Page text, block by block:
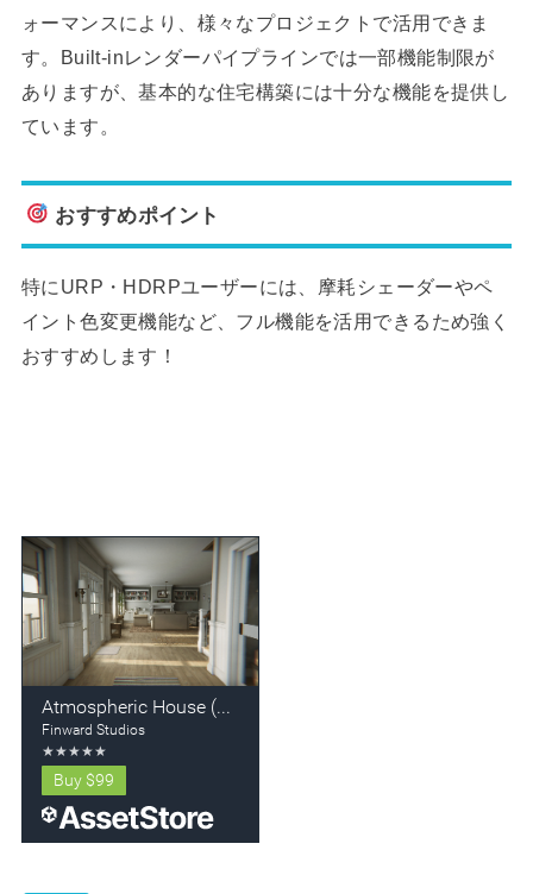
ォーマンスにより、様々なプロジェクトで活用できま
す。Built-inレンダーパイプラインでは一部機能制限が
ありますが、基本的な住宅構築には十分な機能を提供し
ています。
おすすめポイント
特にURP・HDRPユーザーには、摩耗シェーダーやペ
イント色変更機能など、フル機能を活用できるため強く
おすすめします！